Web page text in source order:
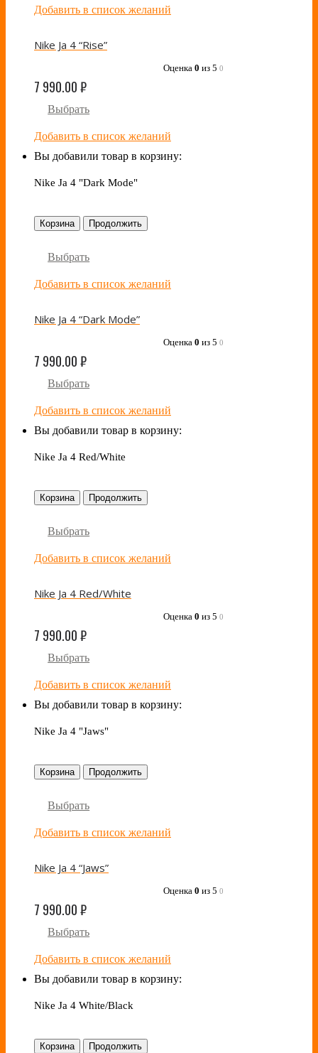
Добавить в список желаний
Nike Ja 4 “Rise”
Оценка 0 из 5 0
7 990.00₽
Выбрать
Добавить в список желаний
Вы добавили товар в корзину:
Nike Ja 4 "Dark Mode"
Корзина Продолжить
Выбрать
Добавить в список желаний
Nike Ja 4 “Dark Mode”
Оценка 0 из 5 0
7 990.00₽
Выбрать
Добавить в список желаний
Вы добавили товар в корзину:
Nike Ja 4 Red/White
Корзина Продолжить
Выбрать
Добавить в список желаний
Nike Ja 4 Red/White
Оценка 0 из 5 0
7 990.00₽
Выбрать
Добавить в список желаний
Вы добавили товар в корзину:
Nike Ja 4 "Jaws"
Корзина Продолжить
Выбрать
Добавить в список желаний
Nike Ja 4 “Jaws”
Оценка 0 из 5 0
7 990.00₽
Выбрать
Добавить в список желаний
Вы добавили товар в корзину:
Nike Ja 4 White/Black
Корзина Продолжить